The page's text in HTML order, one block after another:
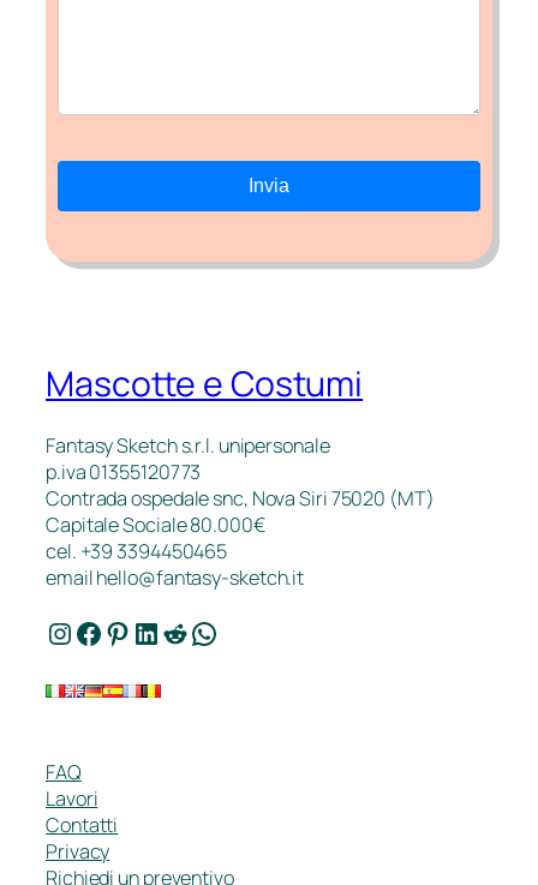
Mascotte e Costumi
Fantasy Sketch s.r.l. unipersonale
p.iva 01355120773
Contrada ospedale snc, Nova Siri 75020 (MT)
Capitale Sociale 80.000€
cel. +39 3394450465
emailhello@fantasy-sketch.it
Instagram Facebook Pinterest LinkedIn Reddit WhatsApp
FAQ
Lavori
Contatti
Privacy
Richiedi un preventivo